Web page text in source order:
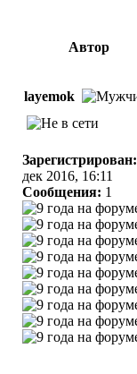
Автор
layemok
Зарегистрирован:
дек 2016, 16:11
Сообщения: 1